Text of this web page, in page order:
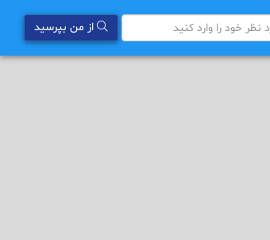
از من بپرسید